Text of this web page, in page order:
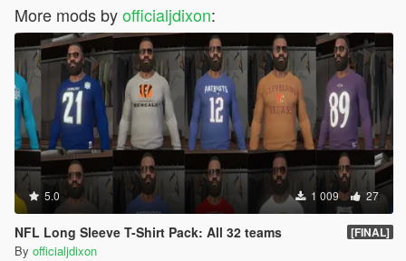
More mods byofficialjdixon:
5.0 1 009 27
NFL Long Sleeve T-Shirt Pack: All 32 teams [FINAL]
By officialjdixon